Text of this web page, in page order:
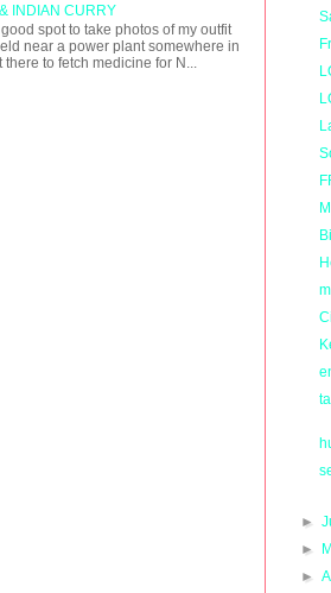
INDIAN CURRY
spot to take photos of my outfit
near a power plant somewhere in
there to fetch medicine for N...
►
►
►